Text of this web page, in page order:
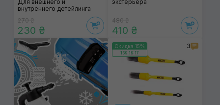
Для внешнего и
внутреннего детейлинга
270 ₴
230 ₴
экстерьера
480 ₴
410 ₴
Скидка 15%
169:19:17
3